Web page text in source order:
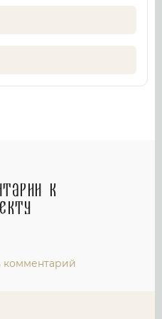
к
комментарий